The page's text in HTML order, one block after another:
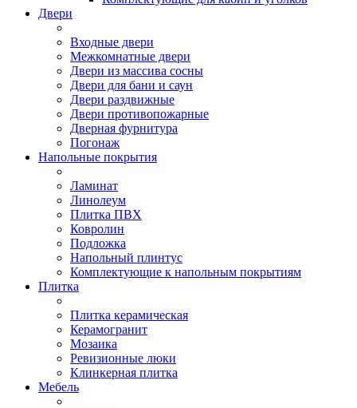
Двери
Входные двери
Межкомнатные двери
Двери из массива сосны
Двери для бани и саун
Двери раздвижные
Двери противопожарные
Дверная фурнитура
Погонаж
Напольные покрытия
Ламинат
Линолеум
Плитка ПВХ
Ковролин
Подложка
Напольный плинтус
Комплектующие к напольным покрытиям
Плитка
Плитка керамическая
Керамогранит
Мозаика
Ревизионные люки
Клинкерная плитка
Мебель